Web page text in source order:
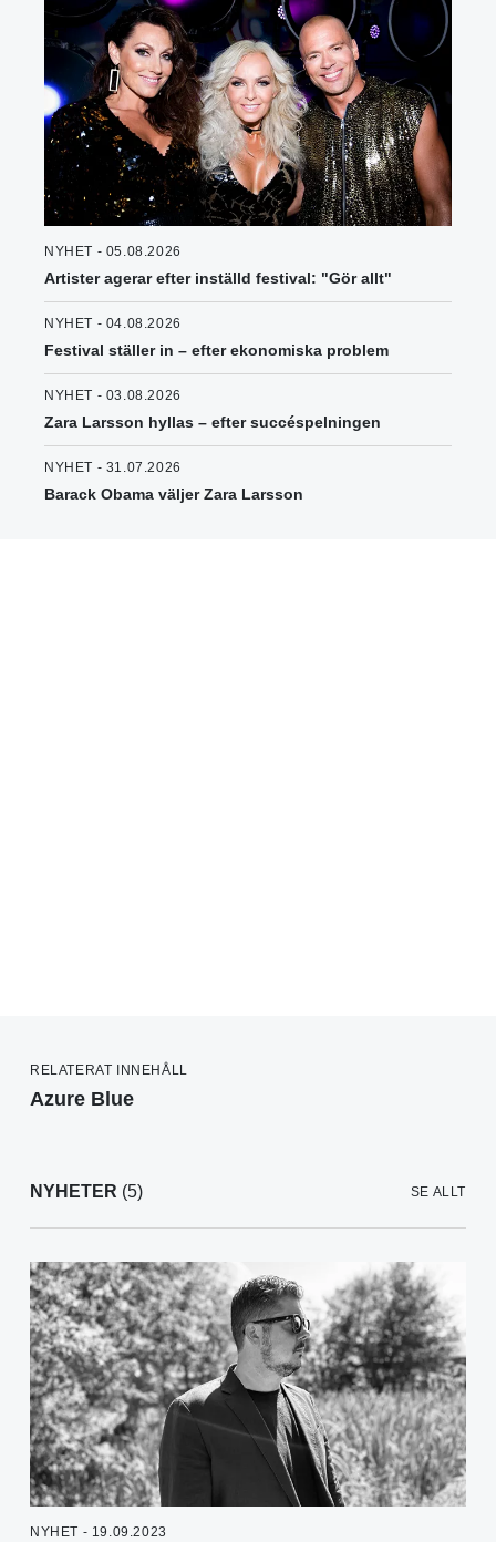
NYHET - 05.08.2026
Artister agerar efter inställd festival: "Gör allt"
NYHET - 04.08.2026
Festival ställer in – efter ekonomiska problem
NYHET - 03.08.2026
Zara Larsson hyllas – efter succéspelningen
NYHET - 31.07.2026
Barack Obama väljer Zara Larsson
RELATERAT INNEHÅLL
Azure Blue
NYHETER (5) SE ALLT
NYHET - 19.09.2023